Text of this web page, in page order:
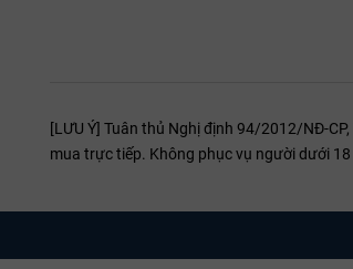
[LƯU Ý] Tuân thủ Nghị định 94/2012/NĐ-
mua trực tiếp. Không phục vụ người dưới